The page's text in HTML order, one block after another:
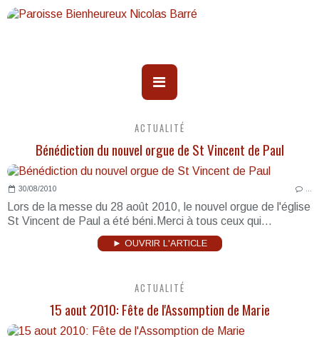
ACTUALITÉ
Bénédiction du nouvel orgue de St Vincent de Paul
30/08/2010
Lors de la messe du 28 août 2010, le nouvel orgue de l'église
St Vincent de Paul a été béni.Merci à tous ceux qui...
► OUVRIR L'ARTICLE
ACTUALITÉ
15 aout 2010: Fête de l'Assomption de Marie